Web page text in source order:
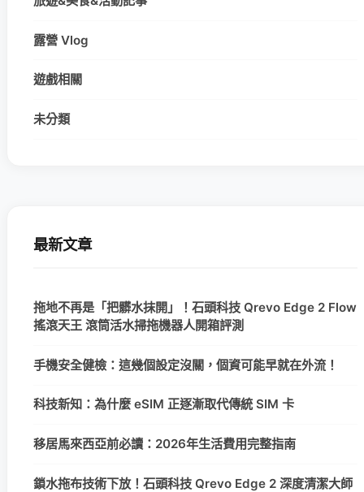
露營 Vlog
遊戲相關
未分類
最新文章
拖地不再是「把髒水抹開」！石頭科技 Qrevo Edge 2 Flow
搖滾天王 滾筒活水掃拖機器人開箱評測
手機安全健檢：這幾個設定沒關，個資可能早就在外流！
科技新知：為什麼 eSIM 正逐漸取代傳統 SIM 卡
移居馬來西亞前必讀：2026年生活費用完整指南
鎖水拖布技術下放！石頭科技 Qrevo Edge 2 深度清潔大師